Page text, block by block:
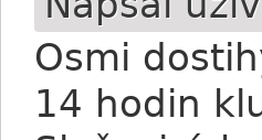
Osmi
14 hodin